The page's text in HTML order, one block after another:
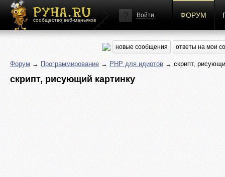
сообщество веб-маньяков
Войти ФОРУМ
новые сообщения ответы на мои
Форум → Программирование → PHP для идиотов → скрипт,
скрипт, рисующий картинку